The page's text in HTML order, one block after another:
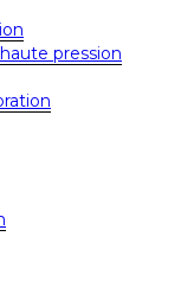
pression